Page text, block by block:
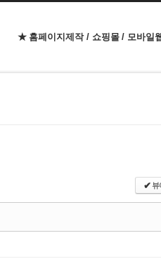
★ 홈페이지제작 / 쇼핑몰 / 모바일
✔뷰